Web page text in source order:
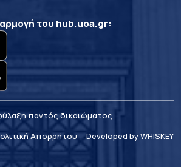
του hub.uoa.gr:
παντός δικαιώματος
Απορρήτου
Developed by WHISKEY